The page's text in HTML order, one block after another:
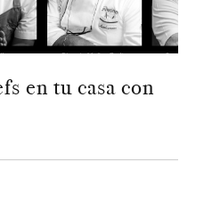
en tu casa con